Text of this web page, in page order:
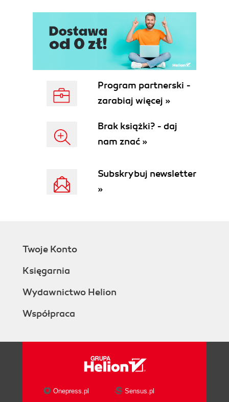
Program partnerski -
zarabiaj więcej »
Brak książki? - daj
nam znać »
Subskrybuj newsletter
»
Twoje Konto
Księgarnia
Wydawnictwo Helion
Współpraca
Onepress.pl Sensus.pl